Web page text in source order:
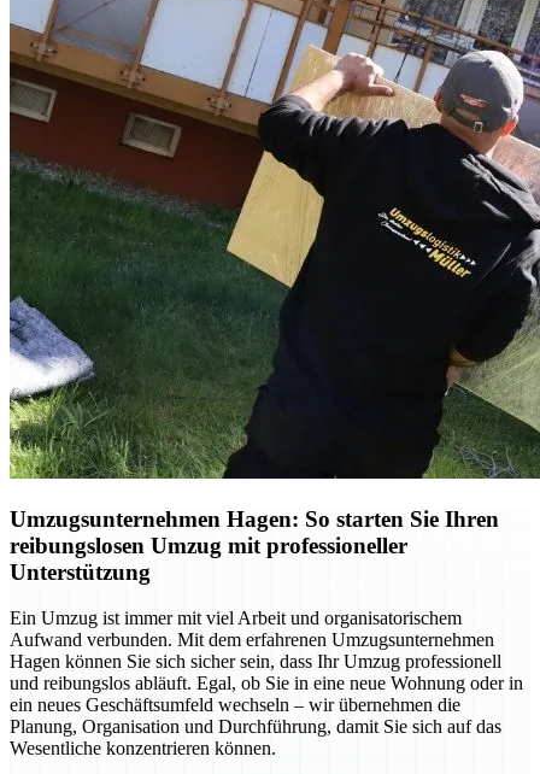
Umzugsunternehmen Hagen: So starten Sie Ihren
reibungslosen Umzug mit professioneller
Unterstützung
Ein Umzug ist immer mit viel Arbeit und organisatorischem
Aufwand verbunden. Mit dem erfahrenen Umzugsunternehmen
Hagen können Sie sich sicher sein, dass Ihr Umzug professionell
und reibungslos abläuft. Egal, ob Sie in eine neue Wohnung oder in
ein neues Geschäftsumfeld wechseln – wir übernehmen die
Planung, Organisation und Durchführung, damit Sie sich auf das
Wesentliche konzentrieren können.